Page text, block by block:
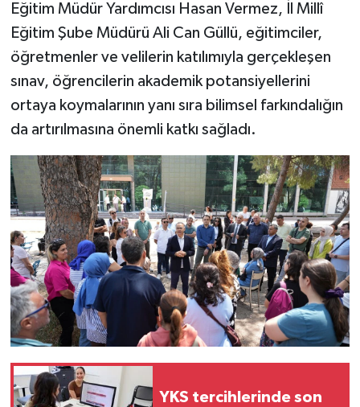
Eğitim Müdür Yardımcısı Hasan Vermez, İl Millî
Eğitim Şube Müdürü Ali Can Güllü, eğitimciler,
öğretmenler ve velilerin katılımıyla gerçekleşen
sınav, öğrencilerin akademik potansiyellerini
ortaya koymalarının yanı sıra bilimsel farkındalığın
da artırılmasına önemli katkı sağladı.
YKS tercihlerinde son